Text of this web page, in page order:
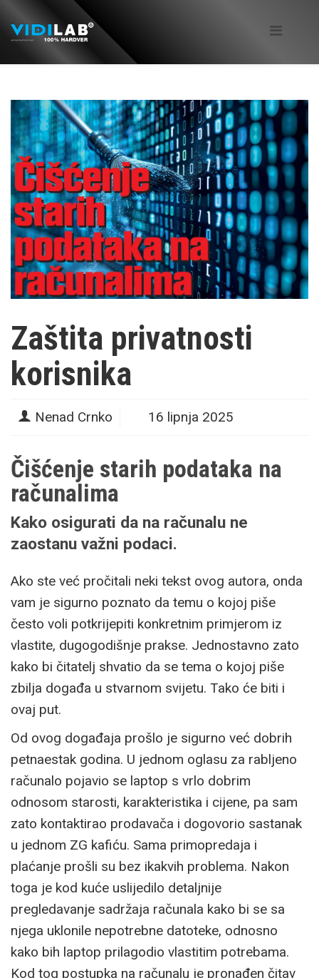
Zaštita privatnosti
korisnika
Nenad Crnko 16 lipnja 2025
Čišćenje starih podataka na
računalima
Kako osigurati da na računalu ne
zaostanu važni podaci.
Ako ste već pročitali neki tekst ovog autora, onda
vam je sigurno poznato da temu o kojoj piše
često voli potkrijepiti konkretnim primjerom iz
vlastite, dugogodišnje prakse. Jednostavno zato
kako bi čitatelj shvatio da se tema o kojoj piše
zbilja događa u stvarnom svijetu. Tako će biti i
ovaj put.
Od ovog događaja prošlo je sigurno već dobrih
petnaestak godina. U jednom oglasu za rabljeno
računalo pojavio se laptop s vrlo dobrim
odnosom starosti, karakteristika i cijene, pa sam
zato kontaktirao prodavača i dogovorio sastanak
u jednom ZG kafiću. Sama primopredaja i
plaćanje prošli su bez ikakvih problema. Nakon
toga je kod kuće uslijedilo detaljnije
pregledavanje sadržaja računala kako bi se sa
njega uklonile nepotrebne datoteke, odnosno
kako bih laptop prilagodio vlastitim potrebama.
Kod tog postupka na računalu je pronađen čitav